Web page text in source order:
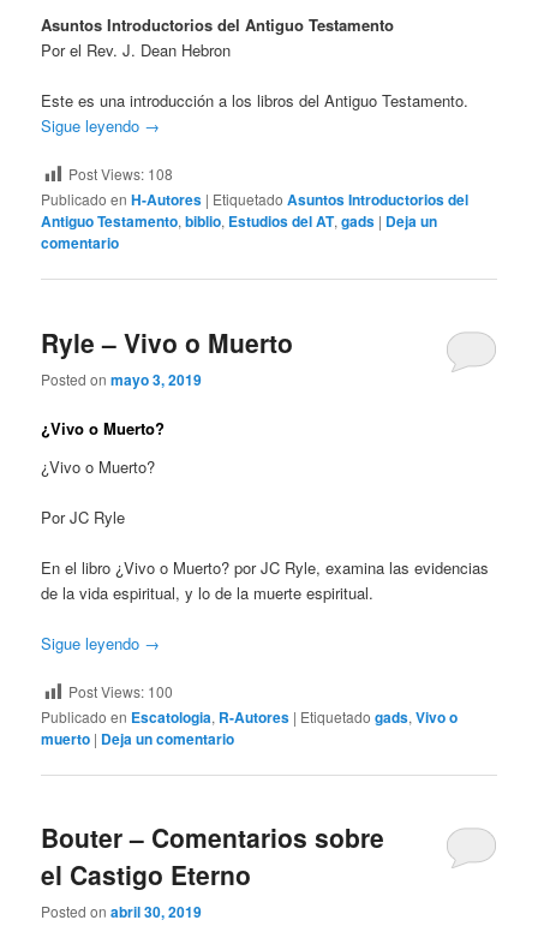
Asuntos Introductorios del Antiguo Testamento
Por el Rev. J. Dean Hebron
Este es una introducción a los libros del Antiguo Testamento.
Sigue leyendo →
Post Views: 108
Publicado en H-Autores | Etiquetado Asuntos Introductorios del
Antiguo Testamento,biblio, Estudios del AT,gads | Deja un
comentario
Ryle – Vivo o Muerto
Posted onmayo 3, 2019
¿Vivo o Muerto?
¿Vivo o Muerto?
Por JC Ryle
En el libro ¿Vivo o Muerto? por JC Ryle, examina las evidencias
de la vida espiritual, y lo de la muerte espiritual.
Sigue leyendo →
Post Views: 100
Publicado en Escatologia, R-Autores | Etiquetado gads,Vivo o
muerto | Deja un comentario
Bouter – Comentarios sobre
el Castigo Eterno
Posted onabril 30, 2019